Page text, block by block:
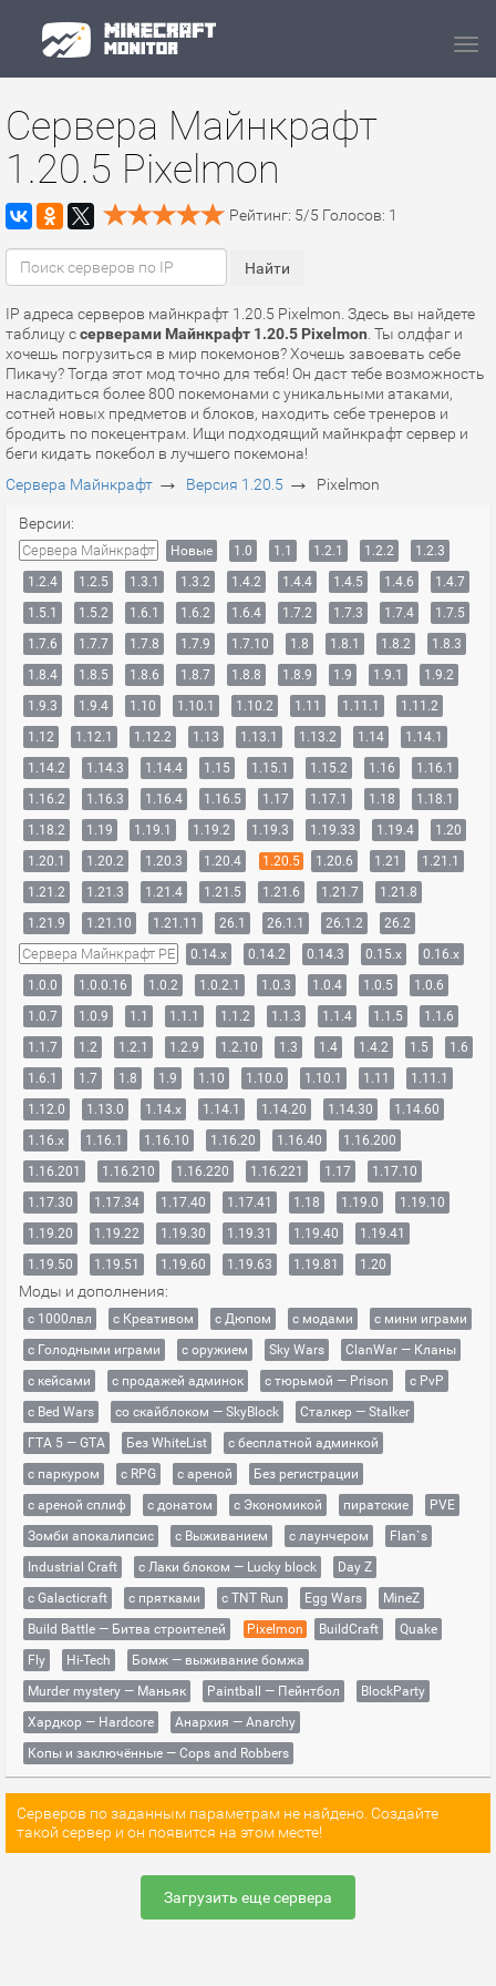
Сервера Майнкрафт
1.20.5 Pixelmon
Рейтинг: 5/5 Голосов: 1
IP адреса серверов майнкрафт 1.20.5 Pixelmon. Здесь вы найдете
таблицу ссерверами Майнкрафт 1.20.5 Pixelmon . Ты олдфаг и
хочешь погрузиться в мир покемонов? Хочешь завоевать себе
Пикачу? Тогда этот мод точно для тебя! Он даст тебе возможность
насладиться более 800 покемонами с уникальными атаками,
сотней новых предметов и блоков, находить себе тренеров и
бродить по покецентрам. Ищи подходящий майнкрафт сервер и
беги кидать покебол в лучшего покемона!
Сервера Майнкрафт → Версия 1.20.5 → Pixelmon
Версии:
Сервера Майнкрафт Новые 1.0 1.1 1.2.1 1.2.2
1.2.3
1.2.4
1.2.5 1.3.1 1.3.2 1.4.2 1.4.4 1.4.5 1.4.6
1.4.7
1.5.1
1.5.2 1.6.1 1.6.2 1.6.4 1.7.2 1.7.3 1.7.4
1.7.5
1.7.6
1.7.7 1.7.8 1.7.9 1.7.10 1.8 1.8.1 1.8.2
1.8.3
1.8.4
1.8.5 1.8.6 1.8.7 1.8.8 1.8.9 1.9 1.9.1
1.9.2
1.9.3
1.9.4 1.10 1.10.1 1.10.2 1.11 1.11.1
1.11.2
1.12
1.12.1 1.12.2 1.13 1.13.1 1.13.2 1.14
1.14.1
1.14.2
1.14.3 1.14.4 1.15 1.15.1 1.15.2 1.16
1.16.1
1.16.2
1.16.3 1.16.4 1.16.5 1.17 1.17.1 1.18
1.18.1
1.18.2
1.19 1.19.1 1.19.2 1.19.3 1.19.33 1.19.4
1.20
1.20.1
1.20.2 1.20.3 1.20.4 1.20.5 1.20.6 1.21
1.21.1
1.21.2
1.21.3 1.21.4 1.21.5 1.21.6 1.21.7
1.21.8
1.21.9
1.21.10 1.21.11 26.1 26.1.1 26.1.2 26.2
Сервера Майнкрафт PE 0.14.x 0.14.2 0.14.3 0.15.x
0.16.x
1.0.0
1.0.0.16 1.0.2 1.0.2.1 1.0.3 1.0.4 1.0.5
1.0.6
1.0.7
1.0.9 1.1 1.1.1 1.1.2 1.1.3 1.1.4 1.1.5
1.1.6
1.1.7
1.2 1.2.1 1.2.9 1.2.10 1.3 1.4 1.4.2 1.5
1.6
1.6.1
1.7 1.8 1.9 1.10 1.10.0 1.10.1 1.11
1.11.1
1.12.0
1.13.0 1.14.x 1.14.1 1.14.20 1.14.30
1.14.60
1.16.x
1.16.1 1.16.10 1.16.20 1.16.40
1.16.200
1.16.201
1.16.210 1.16.220 1.16.221 1.17
1.17.10
1.17.30
1.17.34 1.17.40 1.17.41 1.18 1.19.0
1.19.10
1.19.20
1.19.22 1.19.30 1.19.31 1.19.40
1.19.41
1.19.50
1.19.51 1.19.60 1.19.63 1.19.81 1.20
Моды и дополнения:
с 1000лвл c Креативом с Дюпом с модами
с мини играми
с Голодными играми
с оружием Sky Wars
ClanWar — Кланы
с кейсами
с продажей админок с тюрьмой — Prison
с PvP
с Bed Wars
со скайблоком — SkyBlock
Сталкер — Stalker
ГТА 5 — GTA
Без WhiteList
с бесплатной админкой
с паркуром
с RPG с ареной
Без регистрации
с ареной сплиф
с донатом с Экономикой пиратские
PVE
Зомби апокалипсис
с Выживанием с лаунчером
Flan`s
Industrial Craft
с Лаки блоком — Lucky block
Day Z
с Galacticraft
с прятками с TNT Run Egg Wars
MineZ
Build Battle — Битва строителей
Pixelmon BuildCraft
Quake
Fly
Hi-Tech
Бомж — выживание бомжа
Murder mystery — Маньяк
Paintball — Пейнтбол
BlockParty
Хардкор — Hardcore
Анархия — Anarchy
Копы и заключённые — Cops and Robbers
Серверов по заданным параметрам не найдено. Создайте
такой сервер и он появится на этом месте!
Загрузить еще сервера